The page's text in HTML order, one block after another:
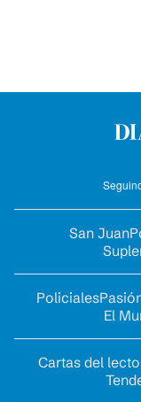
San Juan
Policiales
El
Cartas del